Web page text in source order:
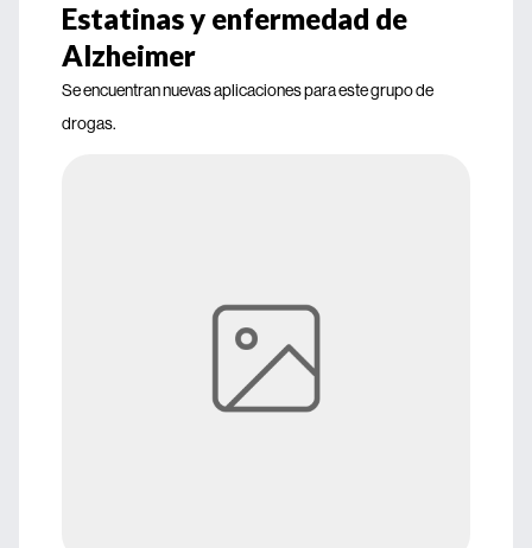
Estatinas y enfermedad de
Alzheimer
Se encuentran nuevas aplicaciones para este grupo de
drogas.